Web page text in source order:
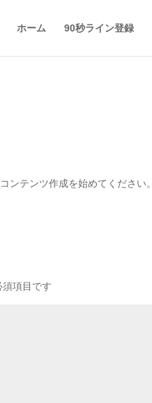
ホーム 90秒ライン登録
ンテンツ作成を始めてください。
項目です